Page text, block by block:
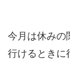
今月は休みの
行けるときに